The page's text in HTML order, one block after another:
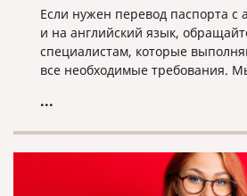
Если нужен перевод паспорта с
и на английский язык,
специалистам, которые
все необходимые требования.
...